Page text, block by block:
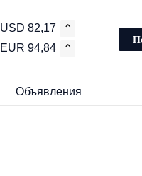
USD 82,17
⌃
EUR 94,84
⌃
Объявления